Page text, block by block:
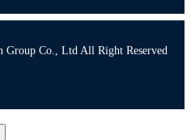
Group Co., Ltd All Right Reserved